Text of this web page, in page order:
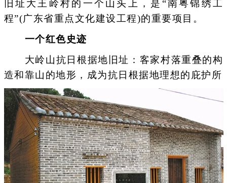
旧址大王岭村的一个山头上，是“南粤锦绣工
程”(广东省重点文化建设工程)的重要项目。
一个红色史迹
大岭山抗日根据地旧址：客家村落重叠的构
造和靠山的地形，成为抗日根据地理想的庇护所